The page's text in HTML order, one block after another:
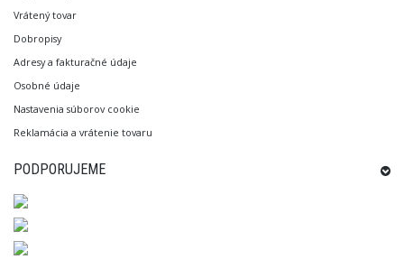
Vrátený tovar
Dobropisy
Adresy a fakturačné údaje
Osobné údaje
Nastavenia súborov cookie
Reklamácia a vrátenie tovaru
PODPORUJEME